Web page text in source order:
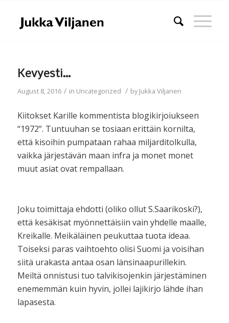
Kevyesti…
August 8, 2016 / in Uncategorized / byJukka Viljanen
Kiitokset Karille kommentista blogikirjoiukseen
“1972”. Tuntuuhan se tosiaan erittäin kornilta,
että kisoihin pumpataan rahaa miljarditolkulla,
vaikka järjestävän maan infra ja monet monet
muut asiat ovat rempallaan.
Joku toimittaja ehdotti (oliko ollut S.Saarikoski?),
että kesäkisat myönnettäisiin vain yhdelle maalle,
Kreikalle. Meikäläinen peukuttaa tuota ideaa.
Toiseksi paras vaihtoehto olisi Suomi ja voisihan
siitä urakasta antaa osan länsinaapurillekin.
Meiltä onnistusi tuo talvikisojenkin järjestäminen
enememmän kuin hyvin, jollei lajikirjo lähde ihan
lapasesta.